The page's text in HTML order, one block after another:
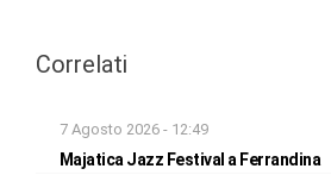
Correlati
7 Agosto 2026 - 12:49
Majatica Jazz Festival a Ferrandina